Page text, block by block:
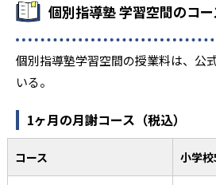
個別指導塾 学習空間のコ
個別指導塾学習空間の授業料は、公
いる。
1ヶ月の月謝コース（税込）
コース 小学